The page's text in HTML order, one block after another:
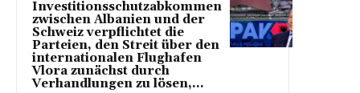
Investitionsschutzabkommen
zwischen Albanien und der
Schweiz verpflichtet die
Parteien, den Streit über den
internationalen Flughafen
Vlora zunächst durch
Verhandlungen zu lösen,...